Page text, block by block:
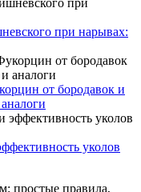
при нарывах:
от бородавок и
уколов